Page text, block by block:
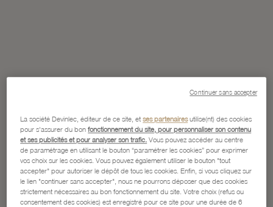
La société Devinlec, éditeur de ce site, etses partenairesutilise(nt) des cookies
pour s'assurer du bonfonctionnement du site, pour personnaliser son contenu
et ses publicités et pour analyser son trafic. Vous pouvez accéder au centre
de paramétrage en utilisant le bouton “paramétrer les cookies” pour exprimer
vos choix sur les cookies. Vous pouvez également utiliser le bouton "tout
accepter" pour autoriser le dépôt de tous les cookies. Enfin, si vous cliquez sur
le lien "continuer sans accepter", nous ne pourrons déposer que des cookies
strictement nécessaires au bon fonctionnement du site. Votre choix (refus ou
consentement des cookies) est enregistré pour ce site pour une durée de 6
Continuer sans accepter